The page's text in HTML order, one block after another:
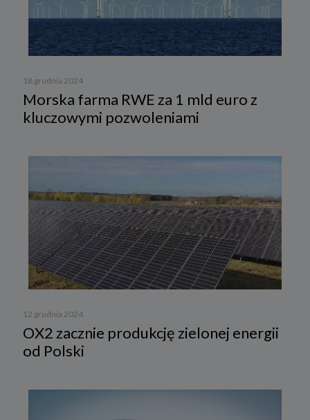
18 grudnia 2024
Morska farma RWE za 1 mld euro z
kluczowymi pozwoleniami
12 grudnia 2024
OX2 zacznie produkcję zielonej energii
od Polski